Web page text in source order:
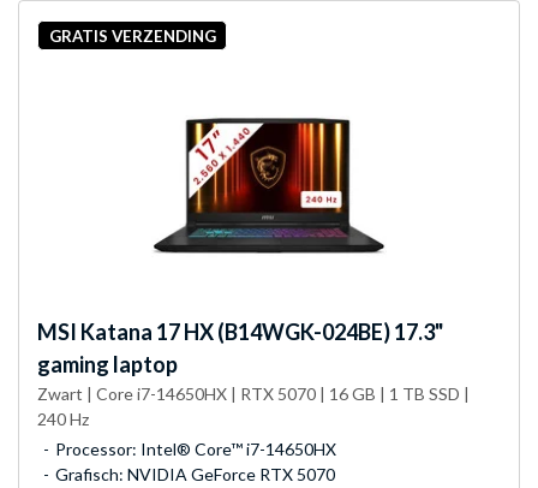
GRATIS VERZENDING
MSI Katana 17 HX (B14WGK-024BE) 17.3"
gaming laptop
Zwart | Core i7-14650HX | RTX 5070 | 16 GB | 1 TB SSD |
240 Hz
Processor: Intel® Core™ i7-14650HX
Grafisch: NVIDIA GeForce RTX 5070